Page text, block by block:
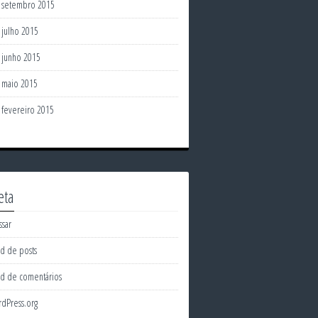
setembro 2015
julho 2015
junho 2015
maio 2015
fevereiro 2015
de posts
de comentários